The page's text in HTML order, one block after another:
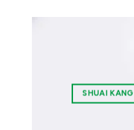
SHUAI KANG